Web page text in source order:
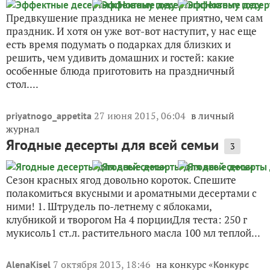
Предвкушение праздника не менее приятно, чем сам
праздник. И хотя он уже вот-вот наступит, у нас еще
есть время подумать о подарках для близких и
решить, чем удивить домашних и гостей: какие
особенные блюда приготовить на праздничный
стол....
priyatnogo_appetita 27 июня 2015, 06:04 в личный
журнал
Ягодные десерты для всей семьи 3
Сезон красных ягод довольно короток. Спешите
полакомиться вкусными и ароматными десертами с
ними! 1. Штрудель по-летнему c яблоками,
клубникой и творогом На 4 порцииДля теста: 250 г
мукисоль1 ст.л. растительного масла 100 мл теплой...
AlenaKisel 7 октября 2013, 18:46 на конкурс «Конкурс